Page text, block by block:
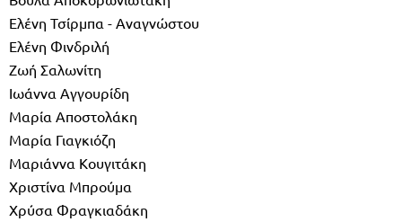
Ελένη Τσίρμπα - Αναγνώστου
Ελένη Φινδριλή
Ζωή Σαλωνίτη
Ιωάννα Αγγουρίδη
Μαρία Αποστολάκη
Μαρία Γιαγκιόζη
Μαριάννα Κουγιτάκη
Χριστίνα Μπρούμα
Χρύσα Φραγκιαδάκη